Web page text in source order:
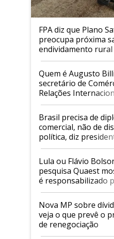
FPA diz que Plano
preocupa próxima
endividamento rural
Quem é Augusto
secretário de
Relações
Mapa
Brasil precisa de
comercial, não de
política, diz
Faesp
Lula ou Flávio
pesquisa Quaest
é responsabilizado
tarifaço dos EUA
Nova MP sobre
veja o que prevê o
de renegociação